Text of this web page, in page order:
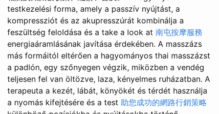
testkezelési forma, amely a passzív nyújtást, a
kompressziót és az akupresszúrát kombinálja a
feszültség feloldása és a take a look at 南屯按摩服務
energiaáramlásának javítása érdekében. A masszázs
más formáitól eltérően a hagyományos thai masszázst
a padlón, egy szőnyegen végzik, miközben a vendég
teljesen fel van öltözve, laza, kényelmes ruházatban. A
terapeuta a kezét, lábát, könyökét és térdét használja
a nyomás kifejtésére és a test 助您成功的網路行銷策略